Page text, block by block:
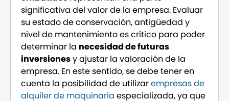
significativa del valor de la empresa. Evaluar
su estado de conservación, antigüedad y
nivel de mantenimiento es crítico para poder
determinar la necesidad de futuras
inversionesy ajustar la valoración de la
empresa. En este sentido, se debe tener en
cuenta la posibilidad de utilizarempresas de
alquiler de maquinaria especializada, ya que